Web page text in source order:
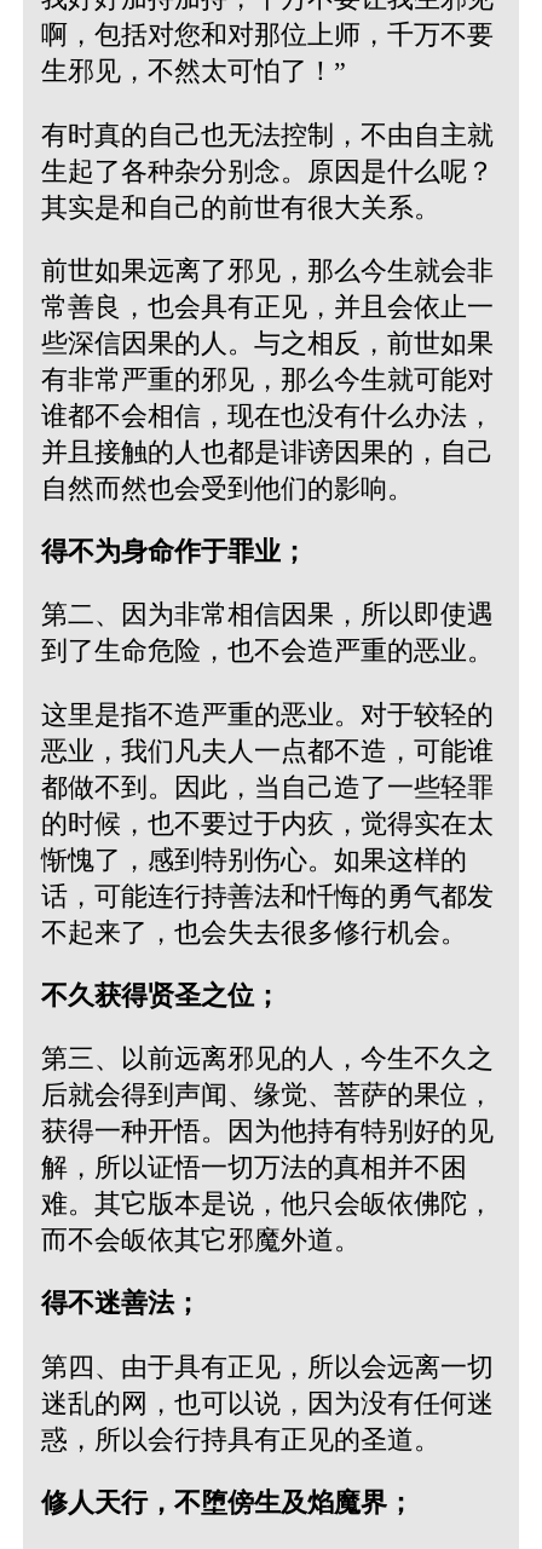
啊，包括对您和对那位上师，千万不要
生邪见，不然太可怕了！”
有时真的自己也无法控制，不由自主就
生起了各种杂分别念。原因是什么呢？
其实是和自己的前世有很大关系。
前世如果远离了邪见，那么今生就会非
常善良，也会具有正见，并且会依止一
些深信因果的人。与之相反，前世如果
有非常严重的邪见，那么今生就可能对
谁都不会相信，现在也没有什么办法，
并且接触的人也都是诽谤因果的，自己
自然而然也会受到他们的影响。
得不为身命作于罪业；
第二、因为非常相信因果，所以即使遇
到了生命危险，也不会造严重的恶业。
这里是指不造严重的恶业。对于较轻的
恶业，我们凡夫人一点都不造，可能谁
都做不到。因此，当自己造了一些轻罪
的时候，也不要过于内疚，觉得实在太
惭愧了，感到特别伤心。如果这样的
话，可能连行持善法和忏悔的勇气都发
不起来了，也会失去很多修行机会。
不久获得贤圣之位；
第三、以前远离邪见的人，今生不久之
后就会得到声闻、缘觉、菩萨的果位，
获得一种开悟。因为他持有特别好的见
解，所以证悟一切万法的真相并不困
难。其它版本是说，他只会皈依佛陀，
而不会皈依其它邪魔外道。
得不迷善法；
第四、由于具有正见，所以会远离一切
迷乱的网，也可以说，因为没有任何迷
惑，所以会行持具有正见的圣道。
修人天行，不堕傍生及焰魔界；